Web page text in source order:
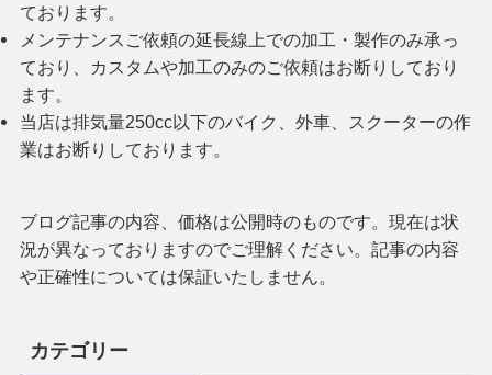
ております。
メンテナンスご依頼の延長線上での加工・製作のみ承っ
ており、カスタムや加工のみのご依頼はお断りしており
ます。
当店は排気量250cc以下のバイク、外車、スクーターの作
業はお断りしております。
ブログ記事の内容、価格は公開時のものです。現在は状
況が異なっておりますのでご理解ください。記事の内容
や正確性については保証いたしません。
カテゴリー